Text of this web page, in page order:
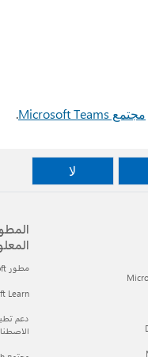
مجتمع Microsoft Teams .
لا
مطور Microsoft
Learn
دعم